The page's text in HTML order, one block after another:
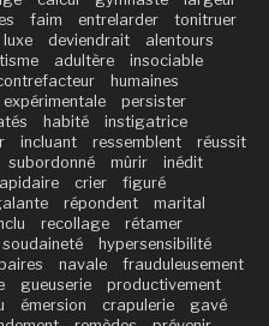
faim entrelarder
tonitruer
luxe deviendrait
alentours
adultère
insociable
humaines
expérimentale
persister
habité
instigatrice
incluant ressemblent
réussit
subordonné mûrir
inédit
lapidaire crier
figuré
répondent
marital
recollage
rétamer
soudaineté
hypersensibilité
navale
frauduleusement
gueuserie
productivement
émersion crapulerie
gavé